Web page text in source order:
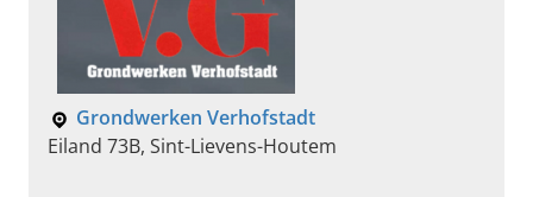
Grondwerken Verhofstadt
Eiland 73B, Sint-Lievens-Houtem